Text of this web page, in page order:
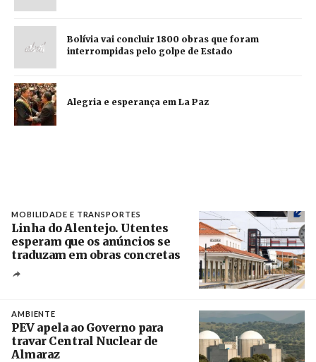
Bolívia vai concluir 1800 obras que foram
interrompidas pelo golpe de Estado
Alegria e esperança em La Paz
MOBILIDADE E TRANSPORTES
Linha do Alentejo. Utentes
esperam que os anúncios se
traduzam em obras concretas
AMBIENTE
PEV apela ao Governo para
travar Central Nuclear de
Almaraz